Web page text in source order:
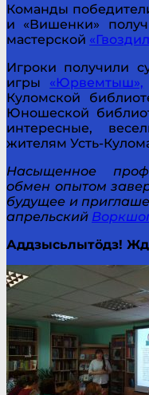
Команды
и «Вишенки»
мастерской
Игроки получили
игры «Юрвемтыш»,
Куломской
Юношеской
интересные,
жителям Усть-
Насыщенное
обмен опытом
будущее и
апрельский
Аддзысьлытöдз!